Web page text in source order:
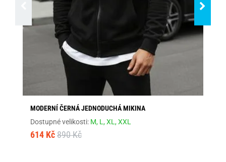
MODERNÍ ČERNÁ JEDNODUCHÁ MIKINA
Dostupné velikosti: M, L,XL,XXL
614 Kč 890 Kč